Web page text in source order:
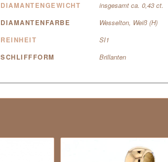
DIAMANTENGEWICHT
insgesamt ca. 0,43 ct.
DIAMANTENFARBE
Wesselton, Weiß (H)
REINHEIT
SI1
SCHLIFFFORM
Brillanten